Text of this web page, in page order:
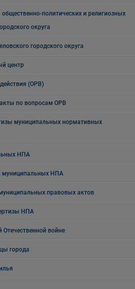
политических и религиозных
округа
городского округа
центр
(ОРВ)
по вопросам ОРВ
муниципальных нормативных
НПА
муниципальных НПА
правовых актов
НПА
войне
города